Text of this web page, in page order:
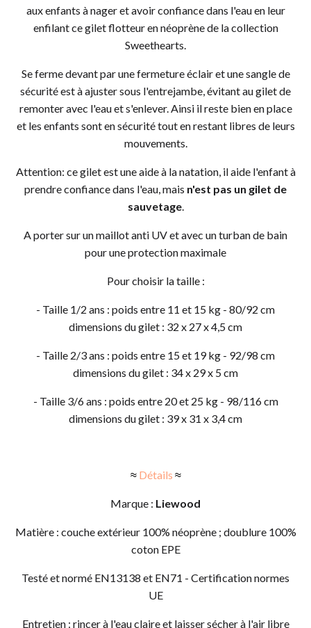
aux enfants à nager et avoir confiance dans l'eau en leur
enfilant ce gilet flotteur en néoprène de la collection
Sweethearts.
Se ferme devant par une fermeture éclair et une sangle de
sécurité est à ajuster sous l'entrejambe, évitant au gilet de
remonter avec l'eau et s'enlever. Ainsi il reste bien en place
et les enfants sont en sécurité tout en restant libres de leurs
mouvements.
Attention: ce gilet est une aide à la natation, il aide l'enfant à
prendre confiance dans l'eau, mais n'est pas un gilet de
sauvetage.
A porter sur un maillot anti UV et avec un turban de bain
pour une protection maximale
Pour choisir la taille :
- Taille 1/2 ans : poids entre 11 et 15 kg - 80/92 cm
dimensions du gilet : 32 x 27 x 4,5 cm
- Taille 2/3 ans : poids entre 15 et 19 kg - 92/98 cm
dimensions du gilet : 34 x 29 x 5 cm
- Taille 3/6 ans : poids entre 20 et 25 kg - 98/116 cm
dimensions du gilet : 39 x 31 x 3,4 cm
≈ Détails ≈
Marque : Liewood
Matière : couche extérieur 100% néoprène ; doublure 100%
coton EPE
Testé et normé EN13138 et EN71 - Certification normes
UE
Entretien : rincer à l'eau claire et laisser sécher à l'air libre